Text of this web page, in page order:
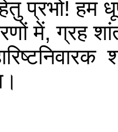
प्रभो!
में, ग्रह